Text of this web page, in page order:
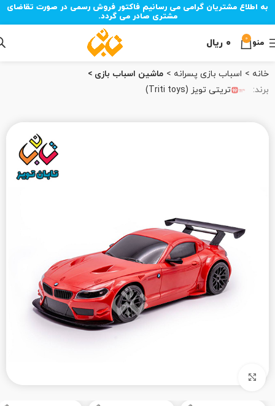
به اطلاع مشتریان گرامی می رسانیم فاکتور فروش رسمی در صورت تقاضای
مشتری صادر می گردد.
منو 0 ۰ ریال
خانه اسباب بازی پسرانه
ماشین اسباب بازی
برند:
تریتی تویز (Triti toys)